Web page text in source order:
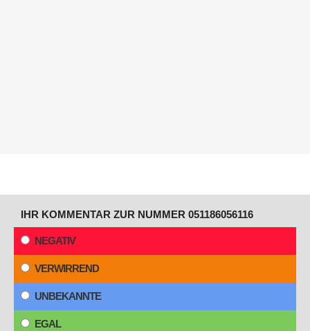
IHR KOMMENTAR ZUR NUMMER 051186056116
NEGATIV
VERWIRREND
UNBEKANNTE
EGAL